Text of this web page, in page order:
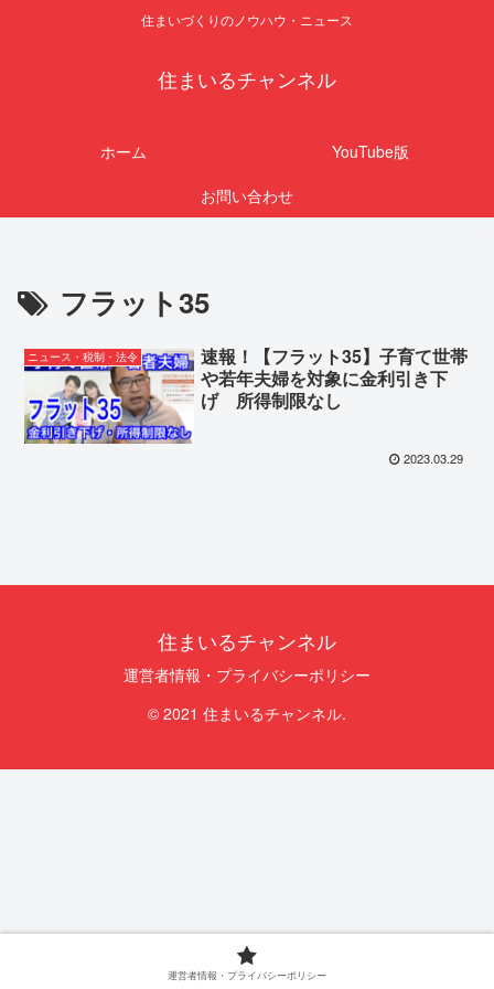
住まいづくりのノウハウ・ニュース
住まいるチャンネル
ホーム
YouTube版
お問い合わせ
フラット35
ニュース・税制・法令
速報！【フラット35】子育て世帯
や若年夫婦を対象に金利引き下
げ 所得制限なし
2023.03.29
住まいるチャンネル
運営者情報・プライバシーポリシー
© 2021 住まいるチャンネル.
運営者情報・プライバシーポリシー